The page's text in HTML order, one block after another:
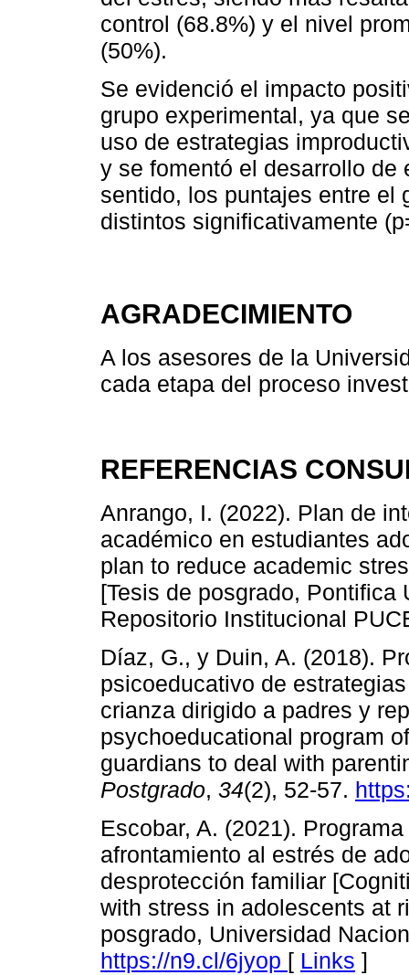
control (68.8%) y el nivel
(50%).
Se evidenció el impacto
grupo experimental, ya que
uso de estrategias
y se fomentó el desarrollo
sentido, los puntajes entre el
distintos significativamente
AGRADECIMIENTO
A los asesores de la
cada etapa del proceso
REFERENCIAS
Anrango, I. (2022). Plan de
académico en estudiantes
plan to reduce academic
[Tesis de posgrado,
Repositorio Institucional
Díaz, G., y Duin, A. (2018).
psicoeducativo de
crianza dirigido a padres y
psychoeducational program
guardians to deal with
Postgrado, 34(2), 52-57.
Escobar, A. (2021).
afrontamiento al estrés de
desprotección familiar
with stress in adolescents at
posgrado, Universidad
https://n9.cl/6jyop [ Links ]